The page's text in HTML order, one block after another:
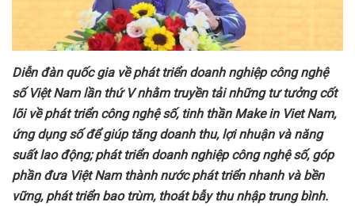
Diễn đàn quốc gia vềphát triển doanh nghiệp công nghệ
sốViệt Nam lần thứV nhằm truyền tải những tưtưởng cốt
lõi vềphát triển công nghệsố, tinh thần Make in Viet Nam,
ứng dụng sốđểgiúp tăng doanh thu, lợi nhuận và năng
suất lao động; phát triển doanh nghiệp công nghệsố, góp
phần đưa Việt Nam thành nước phát triển nhanh và bền
vững, phát triển bao trùm, thoát bẫy thu nhập trung bình.